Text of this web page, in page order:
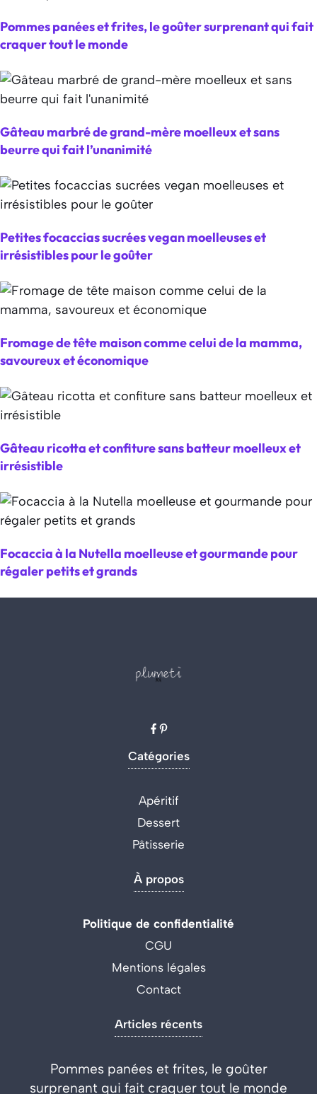
Pommes panées et frites, le goûter surprenant qui fait
craquer tout le monde
Gâteau marbré de grand-mère moelleux et sans
beurre qui fait l’unanimité
Petites focaccias sucrées vegan moelleuses et
irrésistibles pour le goûter
Fromage de tête maison comme celui de la mamma,
savoureux et économique
Gâteau ricotta et confiture sans batteur moelleux et
irrésistible
Focaccia à la Nutella moelleuse et gourmande pour
régaler petits et grands
Catégories
Apéritif
Dessert
Pâtisserie
À propos
Politique de confidentialité
CGU
Mentions légales
Contact
Articles récents
Pommes panées et frites, le goûter
surprenant qui fait craquer tout le monde